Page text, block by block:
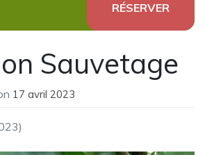
RÉSERVER
Sauvetage
17 avril 2023